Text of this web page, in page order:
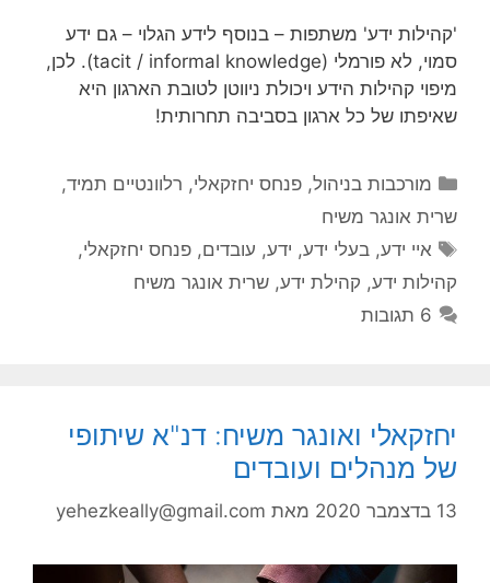
'קהילות ידע' משתפות – בנוסף לידע הגלוי – גם ידע
סמוי, לא פורמלי (tacit / informal knowledge). לכן,
מיפוי קהילות הידע ויכולת ניווטן לטובת הארגון היא
שאיפתו של כל ארגון בסביבה תחרותית!
קטגוריות
מורכבות בניהול,פנחס יחזקאלי, רלוונטיים תמיד,
שרית אונגר משיח
תגיות
איי ידע,בעלי ידע, ידע, עובדים,פנחס יחזקאלי,
קהילות ידע, קהילת ידע, שרית אונגר משיח
6 תגובות
יחזקאלי ואונגר משיח: דנ"א שיתופי
של מנהלים ועובדים
13 בדצמבר 2020 מאת yehezkeally@gmail.com